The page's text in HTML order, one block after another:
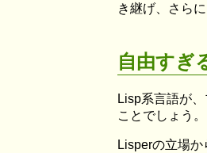
き継げ、さら
自由すぎ
Lisp系言語が
ことでしょう。
Lisperの立場